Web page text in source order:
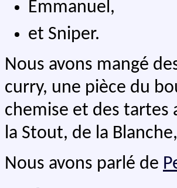
Emmanuel,
et Sniper.
Nous avons mangé
curry, une pièce du
chemise et des tartes
la Stout, de la
Nous avons parlé de